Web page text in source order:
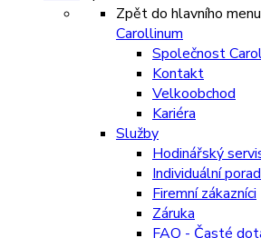
Zpět do hlavního menu
Carollinum
Společnost
Kontakt
Velkoobchod
Kariéra
Služby
Hodinářský
Individuální
Firemní zákazníci
Záruka
FAQ - Časté